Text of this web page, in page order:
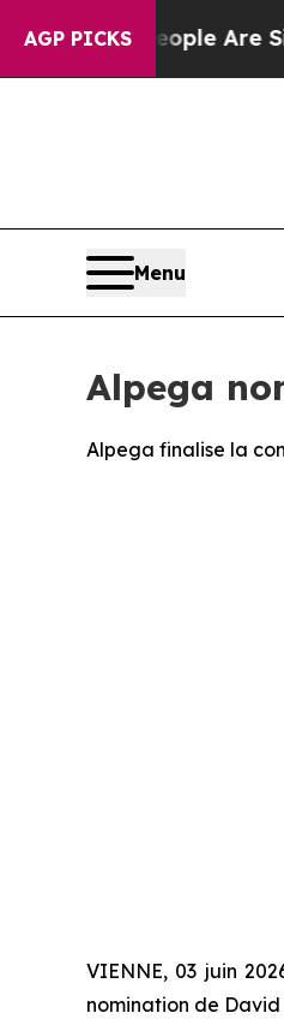
AGP PICKS
“People Are Sick
Menu
Alpega
Alpega finalise la
VIENNE, 03 juin
nomination de